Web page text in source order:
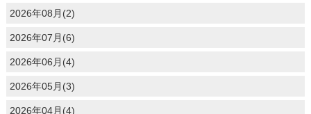
2026年08月(2)
2026年07月(6)
2026年06月(4)
2026年05月(3)
2026年04月(4)